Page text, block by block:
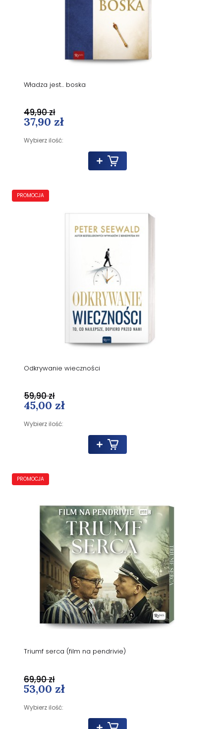
Władza jest... boska
37,90 zł
Wybierz ilość:
49,90 zł
Odkrywanie wieczności
45,00 zł
Wybierz ilość:
59,90 zł
PROMOCJA
Triumf serca (film na pendrivie)
53,00 zł
Wybierz ilość:
69,90 zł
PROMOCJA